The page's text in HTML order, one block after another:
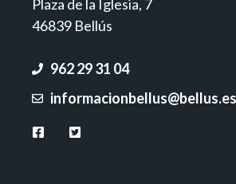
Plaza de la Iglesia, 7
46839 Bellús
962 29 31 04
informacionbellus@bellus.es